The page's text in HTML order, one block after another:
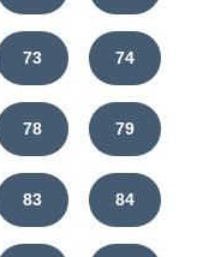
73 74
78 79
83 84